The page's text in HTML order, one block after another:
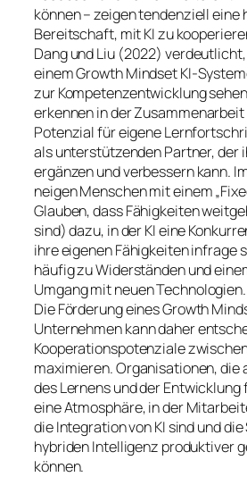
können – zeigen tendenziell eine
Bereitschaft, mit KI zu
Dang und Liu (2022)
einem Growth Mindset KI-
zur Kompetenzentwicklung
erkennen in der Zusammenarbeit
Potenzial für eigene
als unterstützenden Partner, der
ergänzen und verbessern kann.
neigen Menschen mit einem
Glauben, dass Fähigkeiten
sind) dazu, in der KI eine
ihre eigenen Fähigkeiten infrage
häufig zu Widerständen und
Umgang mit neuen Technologien.
Die Förderung eines Growth
Unternehmen kann daher
Kooperationspotenziale
maximieren. Organisationen, die
des Lernens und der
eine Atmosphäre, in der
die Integration von KI sind und
hybriden Intelligenz produktiver
können.